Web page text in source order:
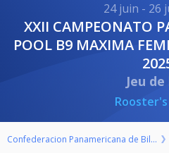
24 juin - 26
XXII CAMPEONATO PANAMERICANO DE
POOL B9 MAXIMA
Jeu de
Confederacion Panamericana de Billar